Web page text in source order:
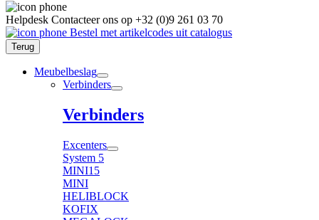
Helpdesk Contacteer ons op +32 (0)9 261 03 70
Bestel met artikelcodes uit catalogus
Terug
Meubelbeslag
Verbinders
Verbinders
Excenters
System 5
MINI15
MINI
HELIBLOCK
KOFIX